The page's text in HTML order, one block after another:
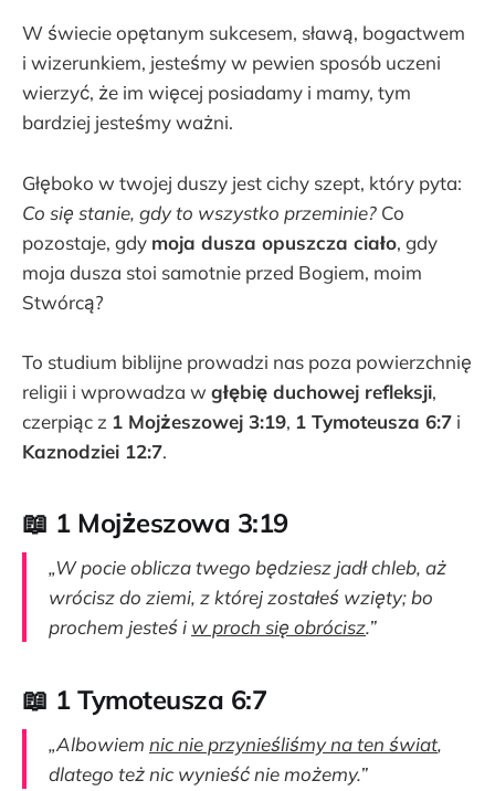
W świecie opętanym sukcesem, sławą, bogactwem
i wizerunkiem, jesteśmy w pewien sposób uczeni
wierzyć, że im więcej posiadamy i mamy, tym
bardziej jesteśmy ważni.
Głęboko w twojej duszy jest cichy szept, który pyta:
Co się stanie, gdy to wszystko przeminie? Co
pozostaje, gdy moja dusza opuszcza ciało, gdy
moja dusza stoi samotnie przed Bogiem, moim
Stwórcą?
To studium biblijne prowadzi nas poza powierzchnię
religii i wprowadza w głębię duchowej refleksji,
czerpiąc z 1 Mojżeszowej 3:19, 1 Tymoteusza 6:7 i
Kaznodziei 12:7.
📖 1 Mojżeszowa 3:19
„W pocie oblicza twego będziesz jadł chleb, aż
wrócisz do ziemi, z której zostałeś wzięty; bo
prochem jesteś i w proch się obrócisz.”
📖 1 Tymoteusza 6:7
„Albowiem nic nie przynieśliśmy na ten świat,
dlatego też nic wynieść nie możemy.”